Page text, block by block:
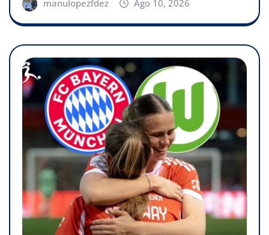
manulopezfdez Ago 10, 2026